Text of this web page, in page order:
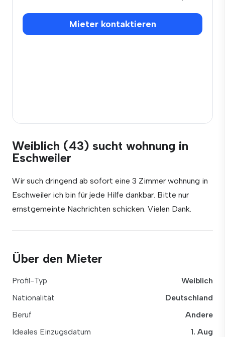
Mieter kontaktieren
Weiblich (43) sucht wohnung in
Eschweiler
Wir such dringend ab sofort eine 3 Zimmer wohnung in
Eschweiler ich bin für jede Hilfe dankbar. Bitte nur
ernstgemeinte Nachrichten schicken. Vielen Dank.
Über den Mieter
Profil-Typ
Weiblich
Nationalität
Deutschland
Beruf
Andere
Ideales Einzugsdatum
1. Aug